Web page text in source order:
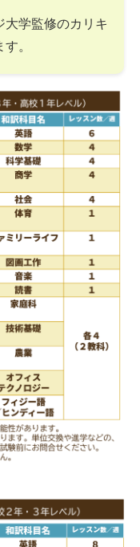
大学監修のカリキ
。